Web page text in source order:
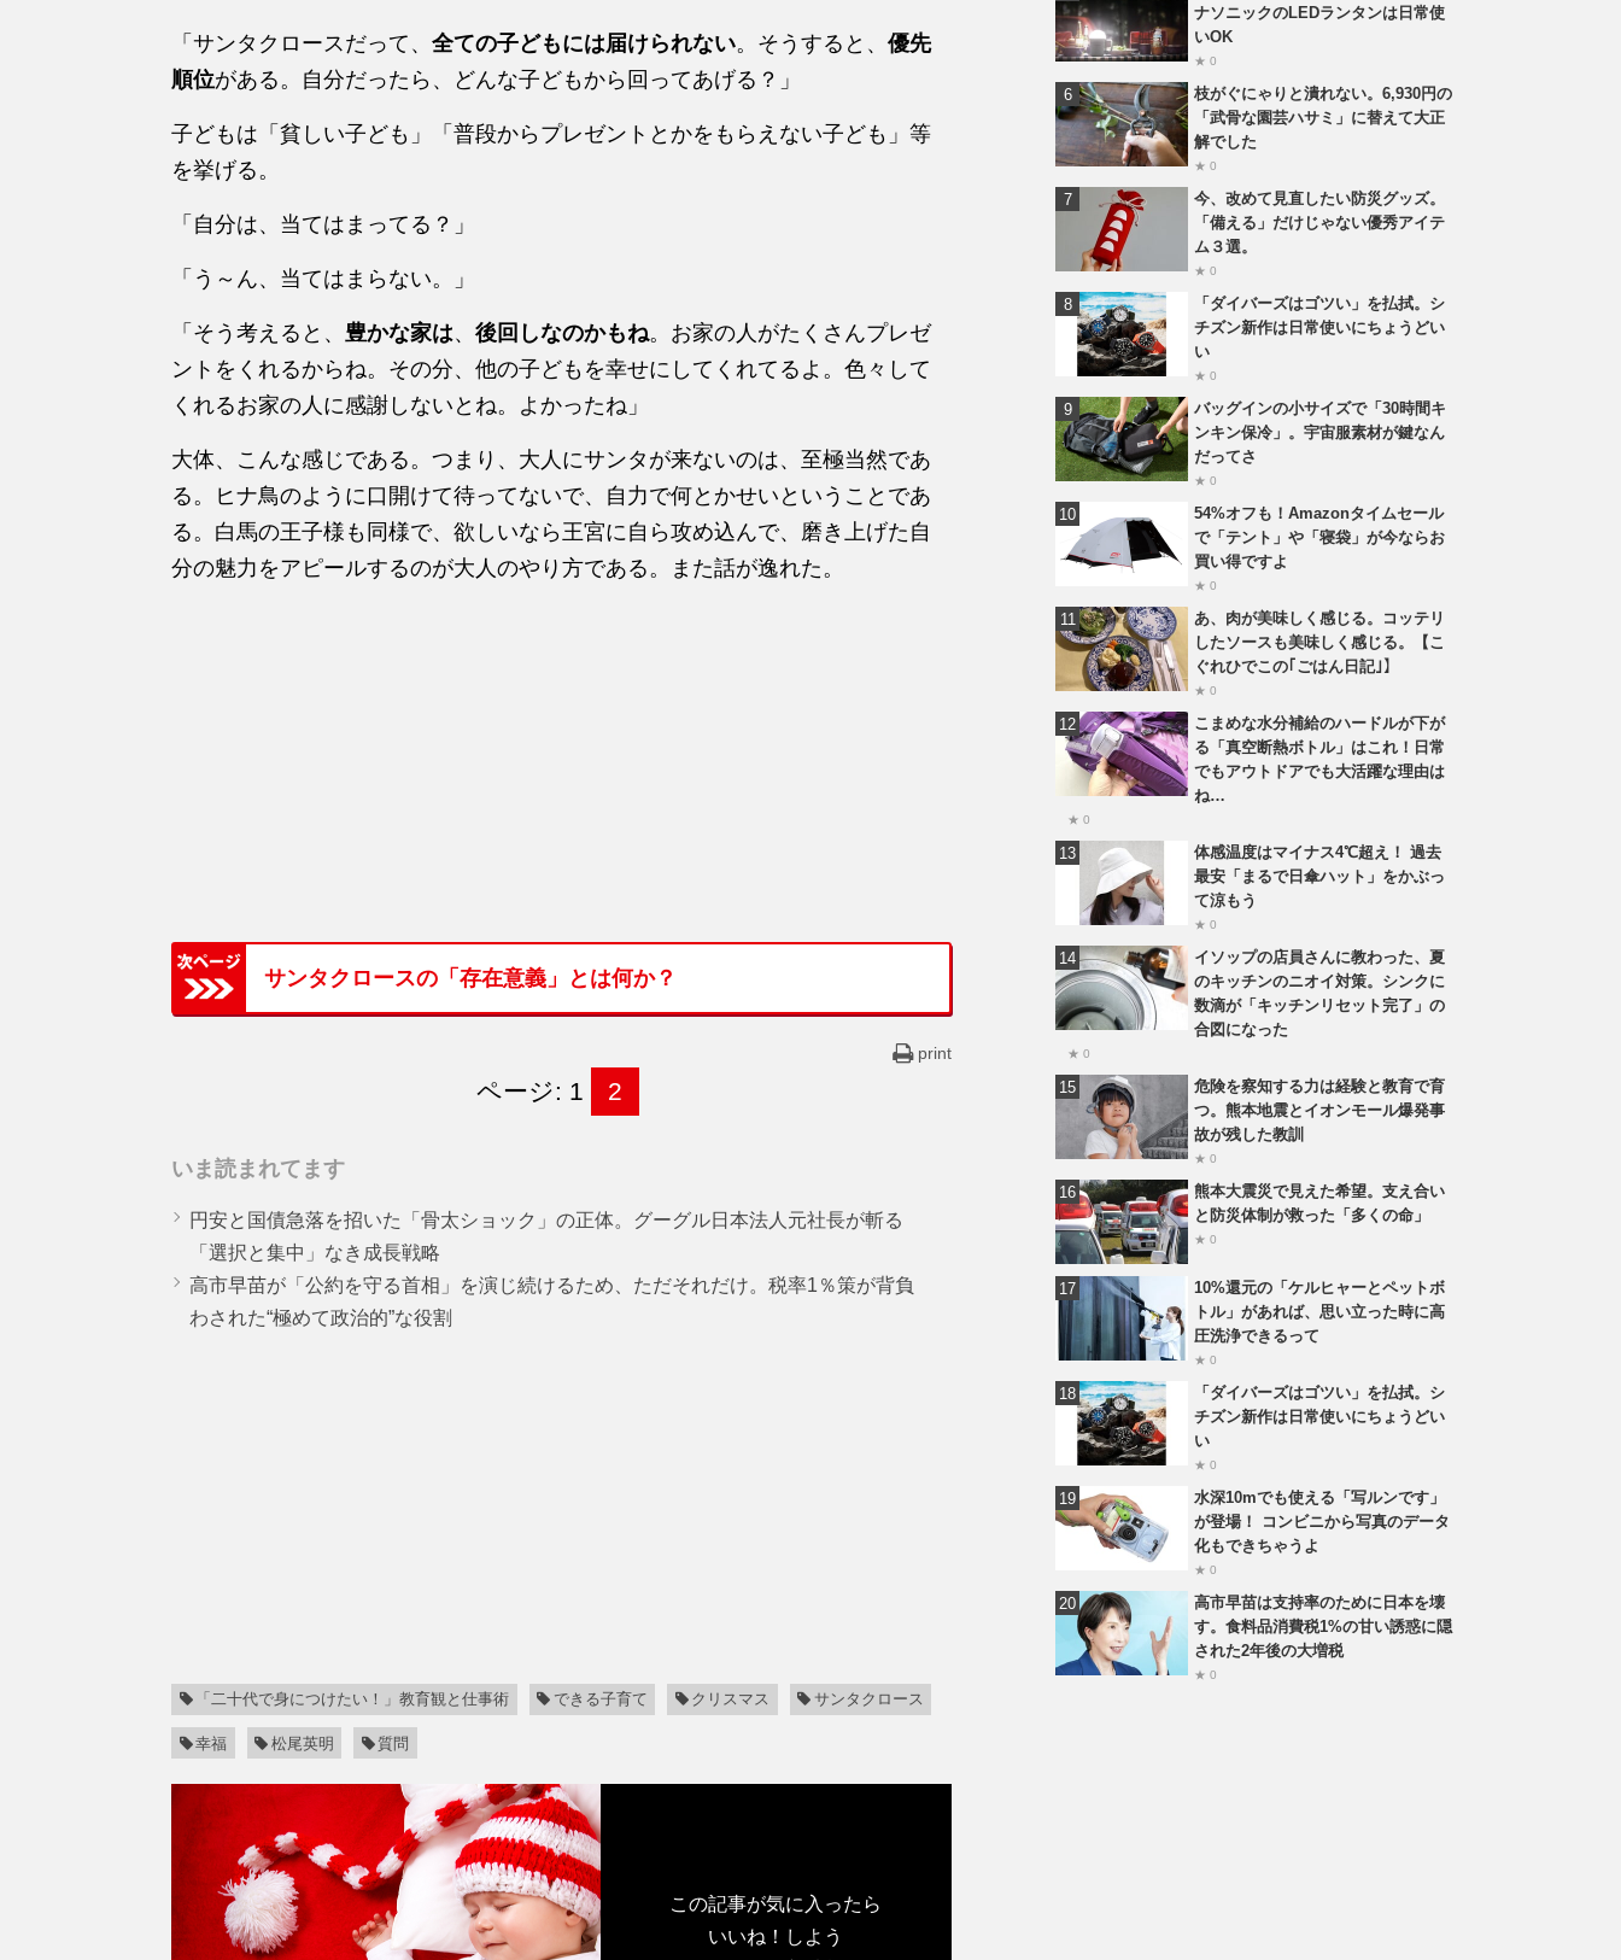
「サンタクロースだって、 全ての子どもには届けられない。そうすると、 優先
順位がある。自分だったら、どんな子どもから回ってあげる？」
子どもは「貧しい子ども」「普段からプレゼントとかをもらえない子ども」等
を挙げる。
「自分は、当てはまってる？」
「う～ん、当てはまらない。」
「そう考えると、 豊かな家は、 後回しなのかもね。お家の人がたくさんプレゼ
ントをくれるからね。その分、他の子どもを幸せにしてくれてるよ。色々して
くれるお家の人に感謝しないとね。よかったね」
大体、こんな感じである。つまり、大人にサンタが来ないのは、至極当然であ
る。ヒナ鳥のように口開けて待ってないで、自力で何とかせいということであ
る。白馬の王子様も同様で、欲しいなら王宮に自ら攻め込んで、磨き上げた自
分の魅力をアピールするのが大人のやり方である。また話が逸れた。
サンタクロースの「存在意義」とは何か？
print
ページ: 1 2
いま読まれてます
円安と国債急落を招いた「骨太ショック」の正体。グーグル日本法人元社長が斬る
「選択と集中」なき成長戦略
高市早苗が「公約を守る首相」を演じ続けるため、ただそれだけ。税率1％策が背負
わされた“極めて政治的”な役割
「二十代で身につけたい！」教育観と仕事術 できる子育て クリスマス サンタクロース
幸福 松尾英明 質問
この記事が気に入ったら
いいね！しよう
ナソニックのLEDランタンは日常使
いOK
★ 0
枝がぐにゃりと潰れない。6,930円の
「武骨な園芸ハサミ」に替えて大正
解でした
★ 0
今、改めて見直したい防災グッズ。
「備える」だけじゃない優秀アイテ
ム３選。
★ 0
「ダイバーズはゴツい」を払拭。シ
チズン新作は日常使いにちょうどい
い
★ 0
バッグインの小サイズで「30時間キ
ンキン保冷」。宇宙服素材が鍵なん
だってさ
★ 0
54%オフも！Amazonタイムセール
で「テント」や「寝袋」が今ならお
買い得ですよ
★ 0
あ、肉が美味しく感じる。コッテリ
したソースも美味しく感じる。【こ
ぐれひでこの｢ごはん日記｣】
★ 0
こまめな水分補給のハードルが下が
る「真空断熱ボトル」はこれ！日常
でもアウトドアでも大活躍な理由は
ね…
★ 0
体感温度はマイナス4℃超え！ 過去
最安「まるで日傘ハット」をかぶっ
て涼もう
★ 0
イソップの店員さんに教わった、夏
のキッチンのニオイ対策。シンクに
数滴が「キッチンリセット完了」の
合図になった
★ 0
危険を察知する力は経験と教育で育
つ。熊本地震とイオンモール爆発事
故が残した教訓
★ 0
熊本大震災で見えた希望。支え合い
と防災体制が救った「多くの命」
★ 0
10%還元の「ケルヒャーとペットボ
トル」があれば、思い立った時に高
圧洗浄できるって
★ 0
「ダイバーズはゴツい」を払拭。シ
チズン新作は日常使いにちょうどい
い
★ 0
水深10mでも使える「写ルンです」
が登場！ コンビニから写真のデータ
化もできちゃうよ
★ 0
高市早苗は支持率のために日本を壊
す。食料品消費税1%の甘い誘惑に隠
された2年後の大増税
★ 0